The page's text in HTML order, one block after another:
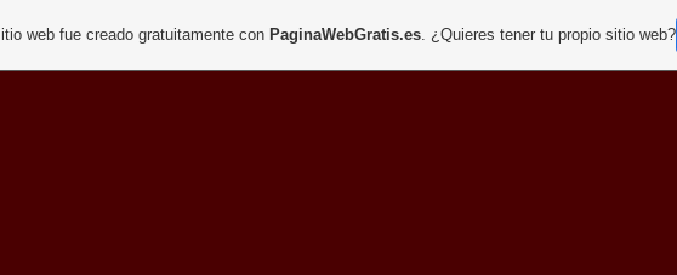
web fue creado gratuitamente con PaginaWebGratis.es. ¿Quieres tener tu propio sitio web?